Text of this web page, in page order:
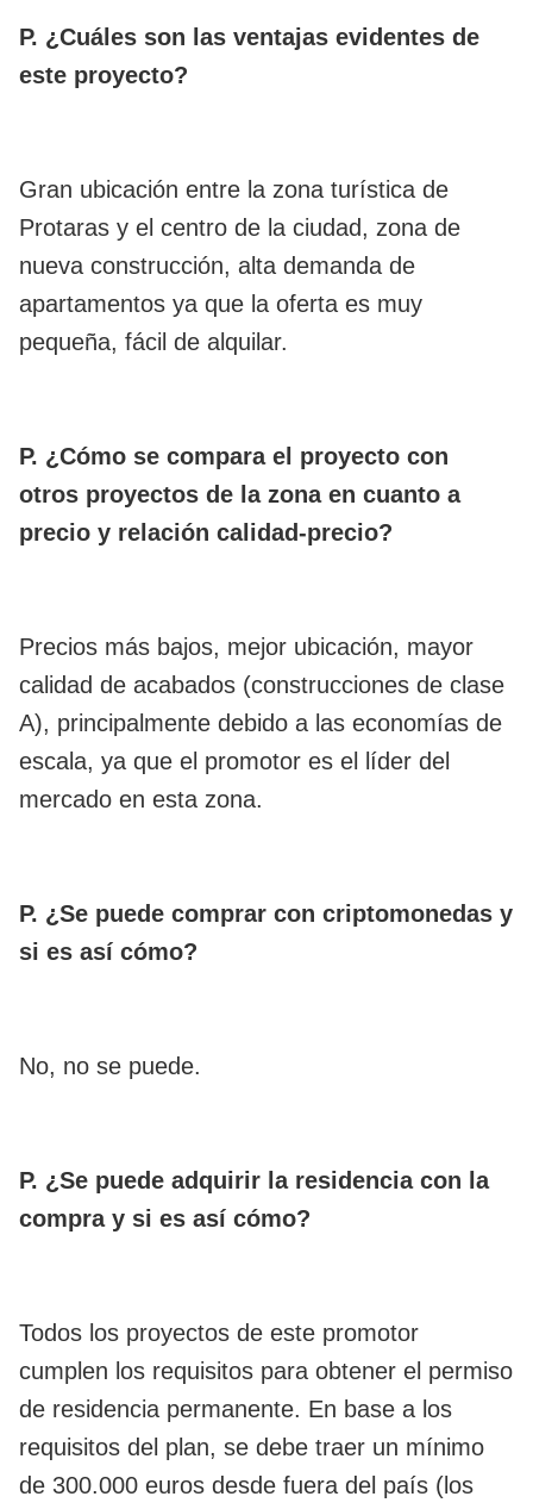
P. ¿Cuáles son las ventajas evidentes de
este proyecto?
Gran ubicación entre la zona turística de
Protaras y el centro de la ciudad, zona de
nueva construcción, alta demanda de
apartamentos ya que la oferta es muy
pequeña, fácil de alquilar.
P. ¿Cómo se compara el proyecto con
otros proyectos de la zona en cuanto a
precio y relación calidad-precio?
Precios más bajos, mejor ubicación, mayor
calidad de acabados (construcciones de clase
A), principalmente debido a las economías de
escala, ya que el promotor es el líder del
mercado en esta zona.
P. ¿Se puede comprar con criptomonedas y
si es así cómo?
No, no se puede.
P. ¿Se puede adquirir la residencia con la
compra y si es así cómo?
Todos los proyectos de este promotor
cumplen los requisitos para obtener el permiso
de residencia permanente. En base a los
requisitos del plan, se debe traer un mínimo
de 300.000 euros desde fuera del país (los